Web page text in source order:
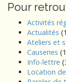
Pour
Activités
Actualités
Ateliers et
Causeries
Info-lettre
Location